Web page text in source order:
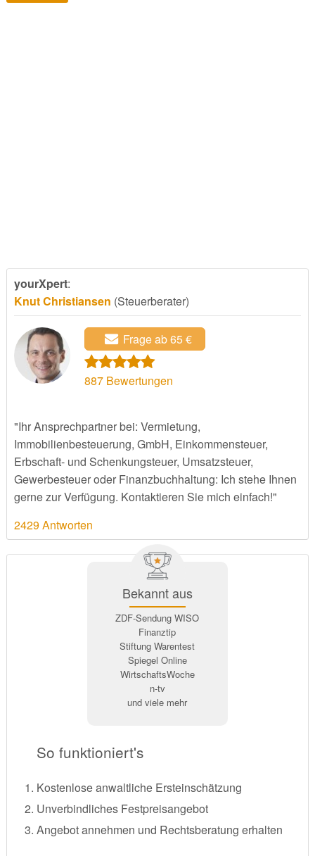
yourXpert:
Knut Christiansen (Steuerberater)
Frage ab 65 €
887Bewertungen
"Ihr Ansprechpartner bei: Vermietung,
Immobilienbesteuerung, GmbH, Einkommensteuer,
Erbschaft- und Schenkungsteuer, Umsatzsteuer,
Gewerbesteuer oder Finanzbuchhaltung: Ich stehe Ihnen
gerne zur Verfügung. Kontaktieren Sie mich einfach!"
2429 Antworten
Bekannt aus
ZDF-Sendung WISO
Finanztip
Stiftung Warentest
Spiegel Online
WirtschaftsWoche
n-tv
und viele mehr
So funktioniert's
Kostenlose anwaltliche Ersteinschätzung
Unverbindliches Festpreisangebot
Angebot annehmen und Rechtsberatung erhalten